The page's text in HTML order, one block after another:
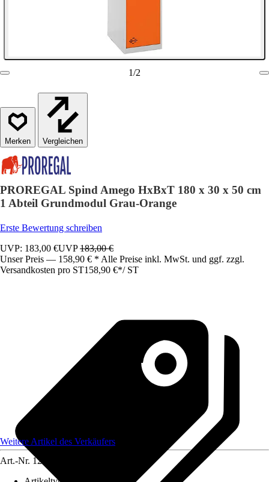
1/2
Vergleichen
PROREGAL Spind Amego HxBxT 180 x 30 x 50 cm
1 Abteil Grundmodul Grau-Orange
Erste Bewertung schreiben
UVP: 183,00 €UVP183,00 €
Unser Preis — 158,90 € * Alle Preise inkl. MwSt. und ggf. zzgl.
Versandkosten pro ST158,90 €*/ ST
Weitere Artikel des Verkäufers
Art.-Nr. 12583568